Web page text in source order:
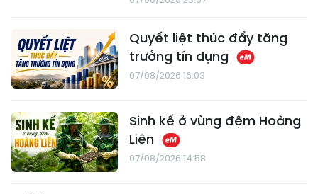
Quyết liệt thúc đẩy tăng
trưởng tín dụng
07/08/2026 16:03
Sinh kế ở vùng đệm Hoàng
Liên
07/08/2026 14:58